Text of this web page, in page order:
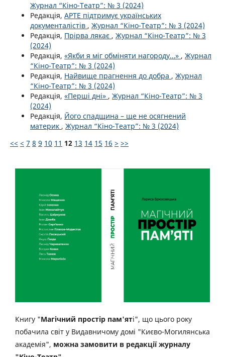
Журнал “Кіно-Театр”: № 3 (2024)
Редакція, АРТЕ підтримує українських
документалістів , Журнал “Кіно-Театр”: № 3 (2024)
Редакція, Прірва лякає , Журнал “Кіно-Театр”: № 3
(2024)
Редакція, «Якби я міг обміняти нагороду…» , Журнал
“Кіно-Театр”: № 3 (2024)
Редакція, Найвище прагнення до добра , Журнал
“Кіно-Театр”: № 3 (2024)
Редакція, «Перші дні» , Журнал “Кіно-Театр”: № 3
(2024)
Редакція, Його спадщина – ще не осягнений
материк , Журнал “Кіно-Театр”: № 3 (2024)
<< < 7 8 9 10 11 12 13 14 15 16 > >>
Книгу "Магічний простір пам'яті", що цього року
побачила світ у Видавничому домі "Києво-Могилянська
академія", можна замовити в редакції журналу